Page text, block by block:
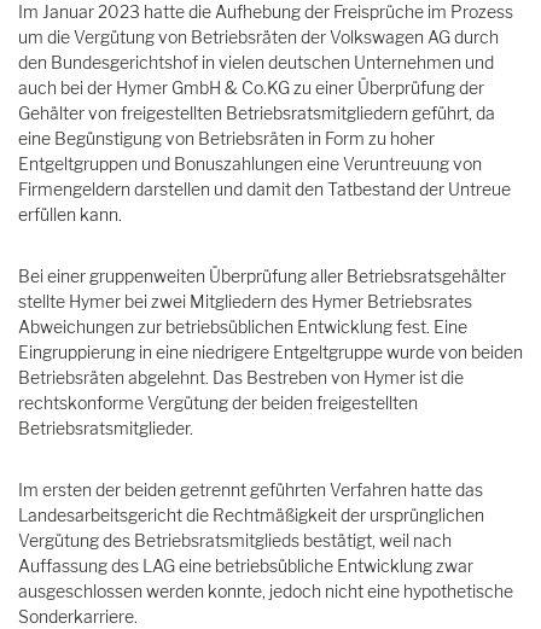
Im Januar 2023 hatte die Aufhebung der Freisprüche im Prozess
um die Vergütung von Betriebsräten der Volkswagen AG durch
den Bundesgerichtshof in vielen deutschen Unternehmen und
auch bei der Hymer GmbH & Co.KG zu einer Überprüfung der
Gehälter von freigestellten Betriebsratsmitgliedern geführt, da
eine Begünstigung von Betriebsräten in Form zu hoher
Entgeltgruppen und Bonuszahlungen eine Veruntreuung von
Firmengeldern darstellen und damit den Tatbestand der Untreue
erfüllen kann.
Bei einer gruppenweiten Überprüfung aller Betriebsratsgehälter
stellte Hymer bei zwei Mitgliedern des Hymer Betriebsrates
Abweichungen zur betriebsüblichen Entwicklung fest. Eine
Eingruppierung in eine niedrigere Entgeltgruppe wurde von beiden
Betriebsräten abgelehnt. Das Bestreben von Hymer ist die
rechtskonforme Vergütung der beiden freigestellten
Betriebsratsmitglieder.
Im ersten der beiden getrennt geführten Verfahren hatte das
Landesarbeitsgericht die Rechtmäßigkeit der ursprünglichen
Vergütung des Betriebsratsmitglieds bestätigt, weil nach
Auffassung des LAG eine betriebsübliche Entwicklung zwar
ausgeschlossen werden konnte, jedoch nicht eine hypothetische
Sonderkarriere.